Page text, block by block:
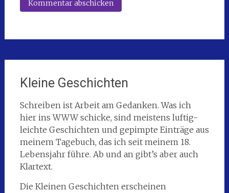
Kleine Geschichten
Schreiben ist Arbeit am Gedanken. Was ich
hier ins WWW schicke, sind meistens luftig-
leichte Geschichten und gepimpte Einträge aus
meinem Tagebuch, das ich seit meinem 18.
Lebensjahr führe. Ab und an gibt’s aber auch
Klartext.
Die Kleinen Geschichten erscheinen